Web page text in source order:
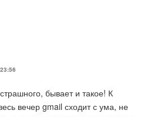
бывает и такое! К
вечер gmail сходит с ума, не